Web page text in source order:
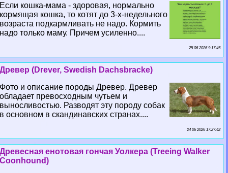
Если кошка-мама - здоровая, нормально
кормящая кошка, то котят до 3-х-недельного
возраста подкармливать не надо. Кормить
надо только маму. Причем усиленно....
25 06 2026 9:17:45
Древер (Drever, Swedish Dachsbracke)
Фото и описание породы Древер. Древер
обладает превосходным чутьем и
выносливостью. Разводят эту породу собак
в основном в скандинавских странах....
24 06 2026 17:27:42
Древесная енотовая гончая Уолкера (Treeing Walker
Coonhound)